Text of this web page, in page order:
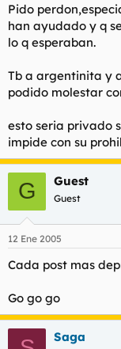
Pido
han ayudado y q
lo q esperaban.
Tb a argentinita y
podido molestar
esto seria privado
impide con su
G Guest
Guest
12 Ene 2005
Cada post mas
Go go go
Saga